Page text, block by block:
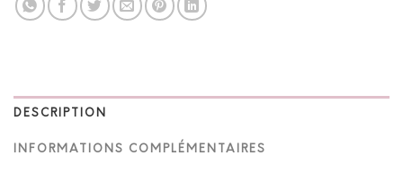
DESCRIPTION
INFORMATIONS COMPLÉMENTAIRES